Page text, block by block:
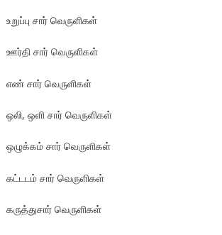
உறுப்பு சார் வெருளிகள்
ஊர்தி சார் வெருளிகள்
எண் சார் வெருளிகள்
ஒலி, ஒளி சார் வெருளிகள்
ஒழுக்கம் சார் வெருளிகள்
கட்டடம் சார் வெருளிகள்
கருத்துசார் வெருளிகள்